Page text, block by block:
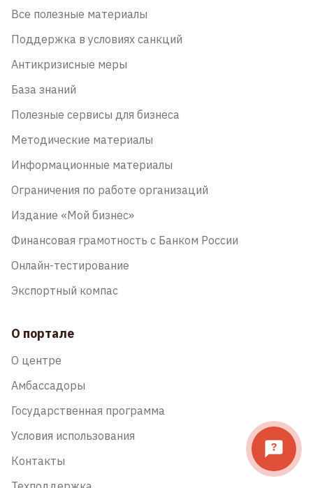
Все полезные материалы
Поддержка в условиях санкций
Антикризисные меры
База знаний
Полезные сервисы для бизнеса
Методические материалы
Информационные материалы
Ограничения по работе организаций
Издание «Мой бизнес»
Финансовая грамотность с Банком России
Онлайн-тестирование
Экспортный компас
О портале
О центре
Амбассадоры
Государственная программа
Условия использования
Контакты